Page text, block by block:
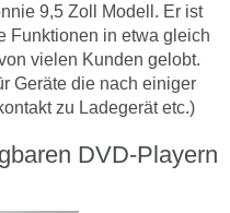
9,5 Zoll Modell. Er ist
Funktionen in etwa gleich
vielen Kunden gelobt.
Geräte die nach einiger
zu Ladegerät etc.)
DVD-Playern